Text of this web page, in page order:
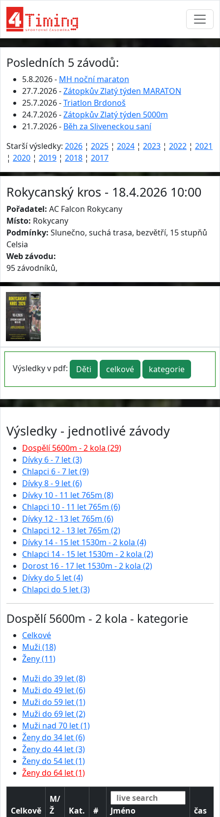
Posledních 5 závodů:
5.8.2026 - MH noční maraton
27.7.2026 -Zátopkův Zlatý týden MARATON
25.7.2026 -Triatlon Brdonoš
24.7.2026 -Zátopkův Zlatý týden 5000m
21.7.2026 - Běh za Sliveneckou saní
Starší výsledky: 2026 ¦ 2025 ¦ 2024 ¦ 2023 ¦ 2022 ¦ 2021
¦ 2020 ¦ 2019 ¦ 2018 ¦ 2017
Rokycanský kros - 18.4.2026 10:00
Pořadatel: AC Falcon Rokycany
Místo: Rokycany
Podmínky: Slunečno, suchá trasa, bezvětří, 15 stupňů
Celsia
Web závodu:
95 závodníků,
Výsledky v pdf: Děti celkové kategorie
Výsledky - jednotlivé závody
Dospělí 5600m - 2 kola (29)
Dívky 6 - 7 let (3)
Chlapci 6 - 7 let (9)
Dívky 8 - 9 let (6)
Dívky 10 - 11 let 765m (8)
Chlapci 10 - 11 let 765m (6)
Dívky 12 - 13 let 765m (6)
Chlapci 12 - 13 let 765m (2)
Dívky 14 - 15 let 1530m - 2 kola (4)
Chlapci 14 - 15 let 1530m - 2 kola (2)
Dorost 16 - 17 let 1530m - 2 kola (2)
Dívky do 5 let (4)
Chlapci do 5 let (3)
Dospělí 5600m - 2 kola - kategorie
Celkové
Muži (18)
Ženy (11)
Muži do 39 let (8)
Muži do 49 let (6)
Muži do 59 let (1)
Muži do 69 let (2)
Muži nad 70 let (1)
Ženy do 34 let (6)
Ženy do 44 let (3)
Ženy do 54 let (1)
Ženy do 64 let (1)
Celkově
M/
Ž
Kat. # Jméno
čas